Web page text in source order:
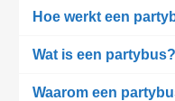
Hoe werkt een
Wat is een partybus?
Waarom een